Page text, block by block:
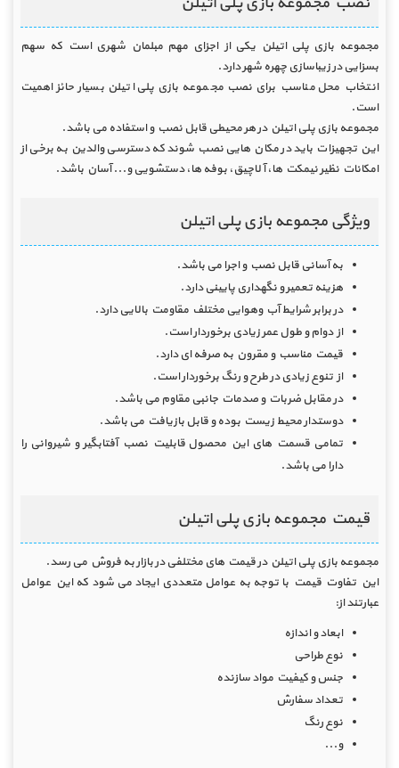
مجموعه بازی پلی اتیلن یکی از اجزای مهم مبلمان شهری است که سهم
بسزایی در زیباسازی چهره شهر دارد.
انتخاب محل مناسب برای نصب مجموعه بازی پلی اتیلن بسیار حائز اهمیت
است.
مجموعه بازی پلی اتیلن در هر محیطی قابل نصب و استفاده می باشد.
این تجهیزات باید در مکان هایی نصب شوند که دسترسی والدین به برخی از
امکانات نظیر نیمکت ها، آلاچیق، بوفه ها، دستشویی و... آسان باشد.
ویژگی مجموعه بازی پلی اتیلن
به آسانی قابل نصب و اجرا می باشد.
هزینه تعمیر و نگهداری پایینی دارد.
در برابر شرایط آب وهوایی مختلف مقاومت بالایی دارد.
از دوام و طول عمر زیادی برخوردار است.
قیمت مناسب و مقرون به صرفه ای دارد.
از تنوع زیادی در طرح و رنگ برخوردار است.
در مقابل ضربات و صدمات جانبی مقاوم می باشد.
دوستدار محیط زیست بوده و قابل بازیافت می باشد.
تمامی قسمت های این محصول قابلیت نصب آفتابگیر و شیروانی را
دارا می باشد.
قیمت مجموعه بازی پلی اتیلن
مجموعه بازی پلی اتیلن در قیمت های مختلفی در بازار به فروش می رسد.
این تفاوت قیمت با توجه به عوامل متعددی ایجاد می شود که این عوامل
عبارتند از:
ابعاد و اندازه
نوع طراحی
جنس و کیفیت مواد سازنده
تعداد سفارش
نوع رنگ
و...